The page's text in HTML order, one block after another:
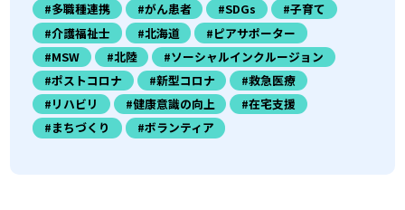
#多職種連携
#がん患者 #SDGs
#子育て
#介護福祉士
#北海道
#ピアサポーター
#MSW
#北陸
#ソーシャルインクルージョン
#ポストコロナ
#新型コロナ
#救急医療
#リハビリ
#健康意識の向上
#在宅支援
#まちづくり
#ボランティア